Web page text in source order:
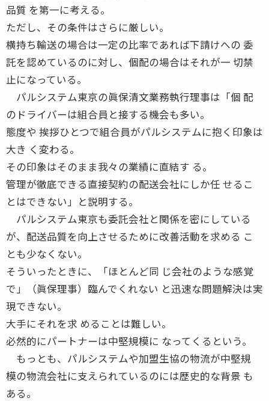
品質 を第一に考える。
ただし、その条件はさらに厳しい。
横持ち輸送の場合は一定の比率であれば下請けへの 委
託を認めているのに対し、個配の場合はそれが一 切禁
止になっている。
パルシステム東京の眞保清文業務執行理事は「個 配
のドライバーは組合員と接する機会も多い。
態度や 挨拶ひとつで組合員がパルシステムに抱く印象は
大き く変わる。
その印象はそのまま我々の業績に直結す る。
管理が徹底できる直接契約の配送会社にしか任 せるこ
とはできない」と説明する。
パルシステム東京も委託会社と関係を密にしている
が、配送品質を向上させるために改善活動を求める こ
とも少なくない。
そういったときに、「ほとんど同 じ会社のような感覚
で」（眞保理事）臨んでくれない と迅速な問題解決は実
現できない。
大手にそれを求 めることは難しい。
必然的にパートナーは中堅規模に なってくるという。
もっとも、パルシステムや加盟生協の物流が中堅規
模の物流会社に支えられているのには歴史的な背景 も
ある。